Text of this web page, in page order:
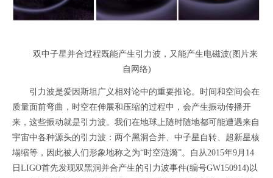
双中子星并合过程既能产生引力波，又能产生电磁波(图片来
自网络)
引力波是爱因斯坦广义相对论中的重要推论。时间和空间会在
质量面前弯曲，时空在伸展和压缩的过程中，会产生振动传播开
来，这些振动就是引力波。我们在地球上随时随地都可能遭遇来自
宇宙中各种源头的引力波：两个黑洞合并、中子星自转、超新星核
塌缩等，因此被人们形象地称之为“时空涟漪”。自从2015年9月14
日LIGO首先发现双黑洞并合产生的引力波事件(编号GW150914)以